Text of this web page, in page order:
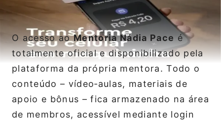
O acesso aoMentoria Nádia Paceé
totalmente oficial e disponibilizado pela
plataforma da própria mentora. Todo o
conteúdo – vídeo‑aulas, materiais de
apoio e bônus – fica armazenado na área
de membros, acessível mediante login